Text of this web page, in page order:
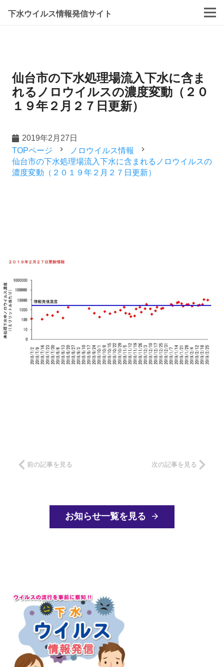
下水ウイルス情報発信サイト
仙台市の下水処理場流入下水に含ま
れるノロウイルスの濃度変動（２０
１９年２月２７日更新）
2019年2月27日
TOPページ
navigate_next ノロウイルス情報 navigate_next
仙台市の下水処理場流入下水に含まれるノロウイルスの
濃度変動（２０１９年２月２７日更新）
前の記事を見る 次の記事を見る
お知らせ一覧を見る arrow_forward